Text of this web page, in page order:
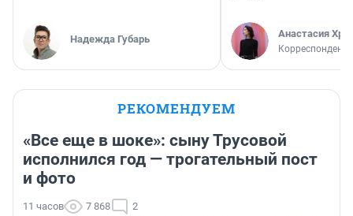
Надежда Губарь Анастасия
Корреспондент
РЕКОМЕНДУЕМ
«Все еще в шоке»: сыну Трусовой
исполнился год — трогательный пост
и фото
11 часов 7 868 2